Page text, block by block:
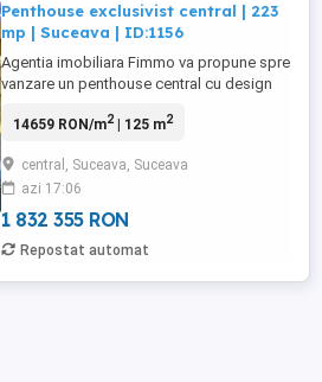
Penthouse exclusivist central | 223
mp | Suceava | ID:1156
Agentia imobiliara Fimmo va propune spre
vanzare un penthouse central cu design
unui imobil boutique. Construit in 2023 si
penthouse se distinge prin design definit
cu precizie, proportii corect calibrate si un
echilibru ...
14659 RON/m2| 125 m2
central, Suceava, Suceava
azi 17:06
1 832 355 RON
Repostat automat